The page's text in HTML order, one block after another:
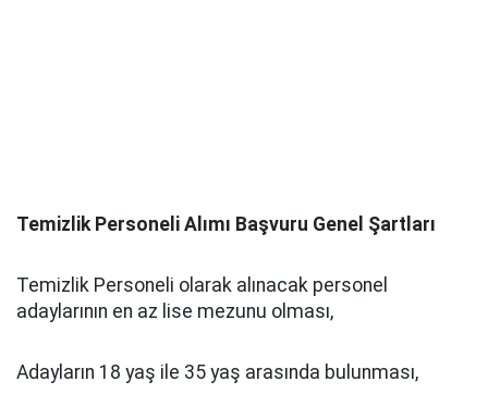
Temizlik Personeli Alımı Başvuru Genel Şartları
Temizlik Personeli olarak alınacak personel
adaylarının en az lise mezunu olması,
Adayların 18 yaş ile 35 yaş arasında bulunması,